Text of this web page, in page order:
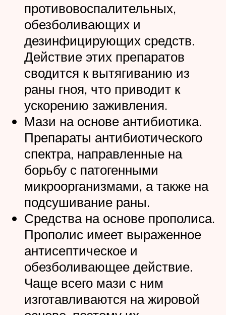
противовоспалительных,
обезболивающих и
дезинфицирующих средств.
Действие этих препаратов
сводится к вытягиванию из
раны гноя, что приводит к
ускорению заживления.
Мази на основе антибиотика.
Препараты антибиотического
спектра, направленные на
борьбу с патогенными
микроорганизмами, а также на
подсушивание раны.
Средства на основе прополиса.
Прополис имеет выраженное
антисептическое и
обезболивающее действие.
Чаще всего мази с ним
изготавливаются на жировой